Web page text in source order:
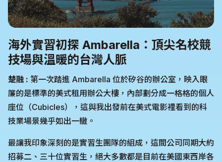
海外實習初探 Ambarella：頂尖名校競
技場與溫暖的台灣人脈
楚融 : 第一次踏進 Ambarella 位於矽谷的辦公室，映入眼
簾的是標準的美式租用辦公大樓，內部劃分成一格格的個人
座位（Cubicles），這與我出發前在美式電影裡看到的科
技業場景幾乎如出一轍。
最讓我印象深刻的是實習生團隊的組成，這間公司同期大約
招募二、三十位實習生，絕大多數都是目前在美國東西岸各